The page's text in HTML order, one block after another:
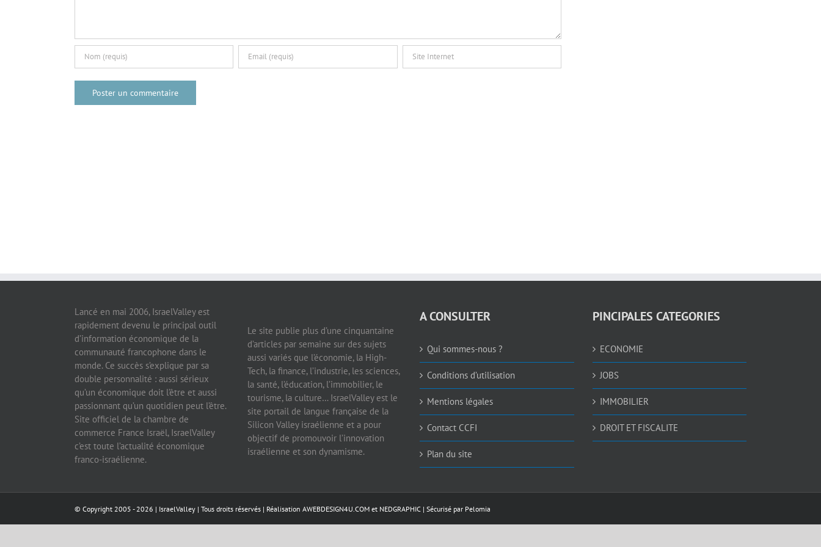
Lancé en mai 2006, IsraelValley est
rapidement devenu le principal outil
d’information économique de la
communauté francophone dans le
monde. Ce succès s’explique par sa
double personnalité : aussi sérieux
qu’un économique doit l’être et aussi
passionnant qu’un quotidien peut l’être.
Site officiel de la chambre de
commerce France Israël, IsraelValley
c’est toute l’actualité économique
franco-israélienne.
Le site publie plus d’une cinquantaine
d’articles par semaine sur des sujets
aussi variés que l’économie, la High-
Tech, la finance, l’industrie, les sciences,
la santé, l’éducation, l’immobilier, le
tourisme, la culture… IsraelValley est le
site portail de langue française de la
Silicon Valley israélienne et a pour
objectif de promouvoir l’innovation
israélienne et son dynamisme.
A CONSULTER
Qui sommes-nous ?
Conditions d’utilisation
Mentions légales
Contact CCFI
Plan du site
PINCIPALES CATEGORIES
ECONOMIE
JOBS
IMMOBILIER
DROIT ET FISCALITE
© Copyright 2005 -2026 | IsraelValley | Tous droits réservés | Réalisation AWEBDESIGN4U.COM et NEDGRAPHIC | Sécurisé par Pelomia